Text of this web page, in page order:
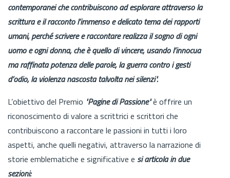
contemporanei che contribuiscono ad esplorare attraverso la
scrittura e il racconto l’immenso e delicato tema dei rapporti
umani, perché scrivere e raccontare realizza il sogno di ogni
uomo e ogni donna, che è quello di vincere, usando l’innocua
ma raffinata potenza delle parole, la guerra contro i gesti
d’odio, la violenza nascosta talvolta nei silenzi".
L’obiettivo del Premio "Pagine di Passione"è offrire un
riconoscimento di valore a scrittrici e scrittori che
contribuiscono a raccontare le passioni in tutti i loro
aspetti, anche quelli negativi, attraverso la narrazione di
storie emblematiche e significative e si articola in due
sezioni: